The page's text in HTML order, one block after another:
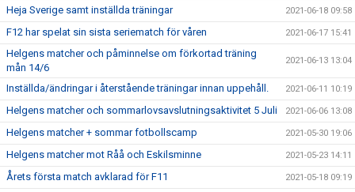
Heja Sverige samt inställda träningar 2021-06-18 09:58
F12 har spelat sin sista seriematch för våren 2021-06-17 15:41
Helgens matcher och påminnelse om förkortad träning
mån 14/6
2021-06-13 13:04
Inställda/ändringar i återstående träningar innan uppehåll. 2021-06-11 10:19
Helgens matcher och sommarlovsavslutningsaktivitet 5 Juli 2021-06-06 13:08
Helgens matcher + sommar fotbollscamp 2021-05-30 19:06
Helgens matcher mot Råå och Eskilsminne 2021-05-23 14:11
Årets första match avklarad för F11 2021-05-18 09:19